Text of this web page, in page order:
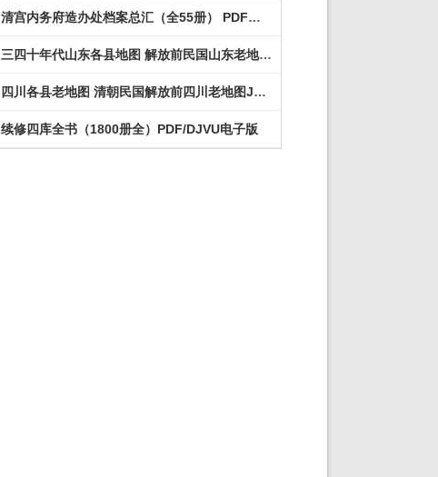
清宫内务府造办处档案总汇（全55册） PDF电子版下载
三四十年代山东各县地图 解放前民国山东老地图下载
四川各县老地图 清朝民国解放前四川老地图JPG下载
续修四库全书（1800册全）PDF/DJVU电子版